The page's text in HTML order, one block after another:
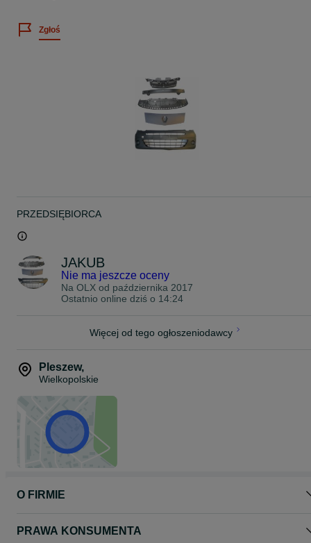
Zgłoś
PRZEDSIĘBIORCA
JAKUB
Nie ma jeszcze oceny
Na OLX od października 2017
Ostatnio online dziś o 14:24
Więcej od tego ogłoszeniodawcy
Pleszew,
Wielkopolskie
O FIRMIE
PRAWA KONSUMENTA